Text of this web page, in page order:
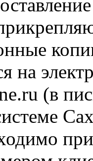
на
(в